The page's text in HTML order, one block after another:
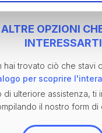
OPZIONI
INTERESSARTI
hai trovato ciò che stavi
per scoprire
di ulteriore assistenza, ti
il nostro form di